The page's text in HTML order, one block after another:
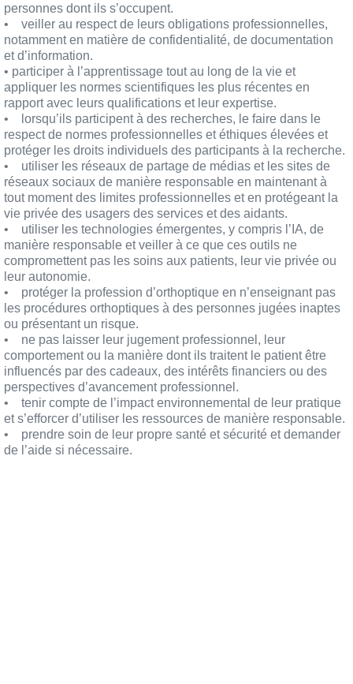
personnes dont ils s’occupent.
• veiller au respect de leurs obligations professionnelles,
notamment en matière de confidentialité, de documentation
et d’information.
• participer à l’apprentissage tout au long de la vie et
appliquer les normes scientifiques les plus récentes en
rapport avec leurs qualifications et leur expertise.
• lorsqu’ils participent à des recherches, le faire dans le
respect de normes professionnelles et éthiques élevées et
protéger les droits individuels des participants à la recherche.
• utiliser les réseaux de partage de médias et les sites de
réseaux sociaux de manière responsable en maintenant à
tout moment des limites professionnelles et en protégeant la
vie privée des usagers des services et des aidants.
• utiliser les technologies émergentes, y compris l’IA, de
manière responsable et veiller à ce que ces outils ne
compromettent pas les soins aux patients, leur vie privée ou
leur autonomie.
• protéger la profession d’orthoptique en n’enseignant pas
les procédures orthoptiques à des personnes jugées inaptes
ou présentant un risque.
• ne pas laisser leur jugement professionnel, leur
comportement ou la manière dont ils traitent le patient être
influencés par des cadeaux, des intérêts financiers ou des
perspectives d’avancement professionnel.
• tenir compte de l’impact environnemental de leur pratique
et s’efforcer d’utiliser les ressources de manière responsable.
• prendre soin de leur propre santé et sécurité et demander
de l’aide si nécessaire.